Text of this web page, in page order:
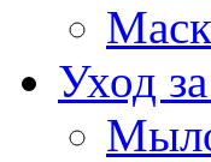
Уход